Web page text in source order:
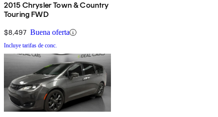
2015 Chrysler Town & Country
Touring FWD
$8,497 Buena oferta
Incluye tarifas de conc.